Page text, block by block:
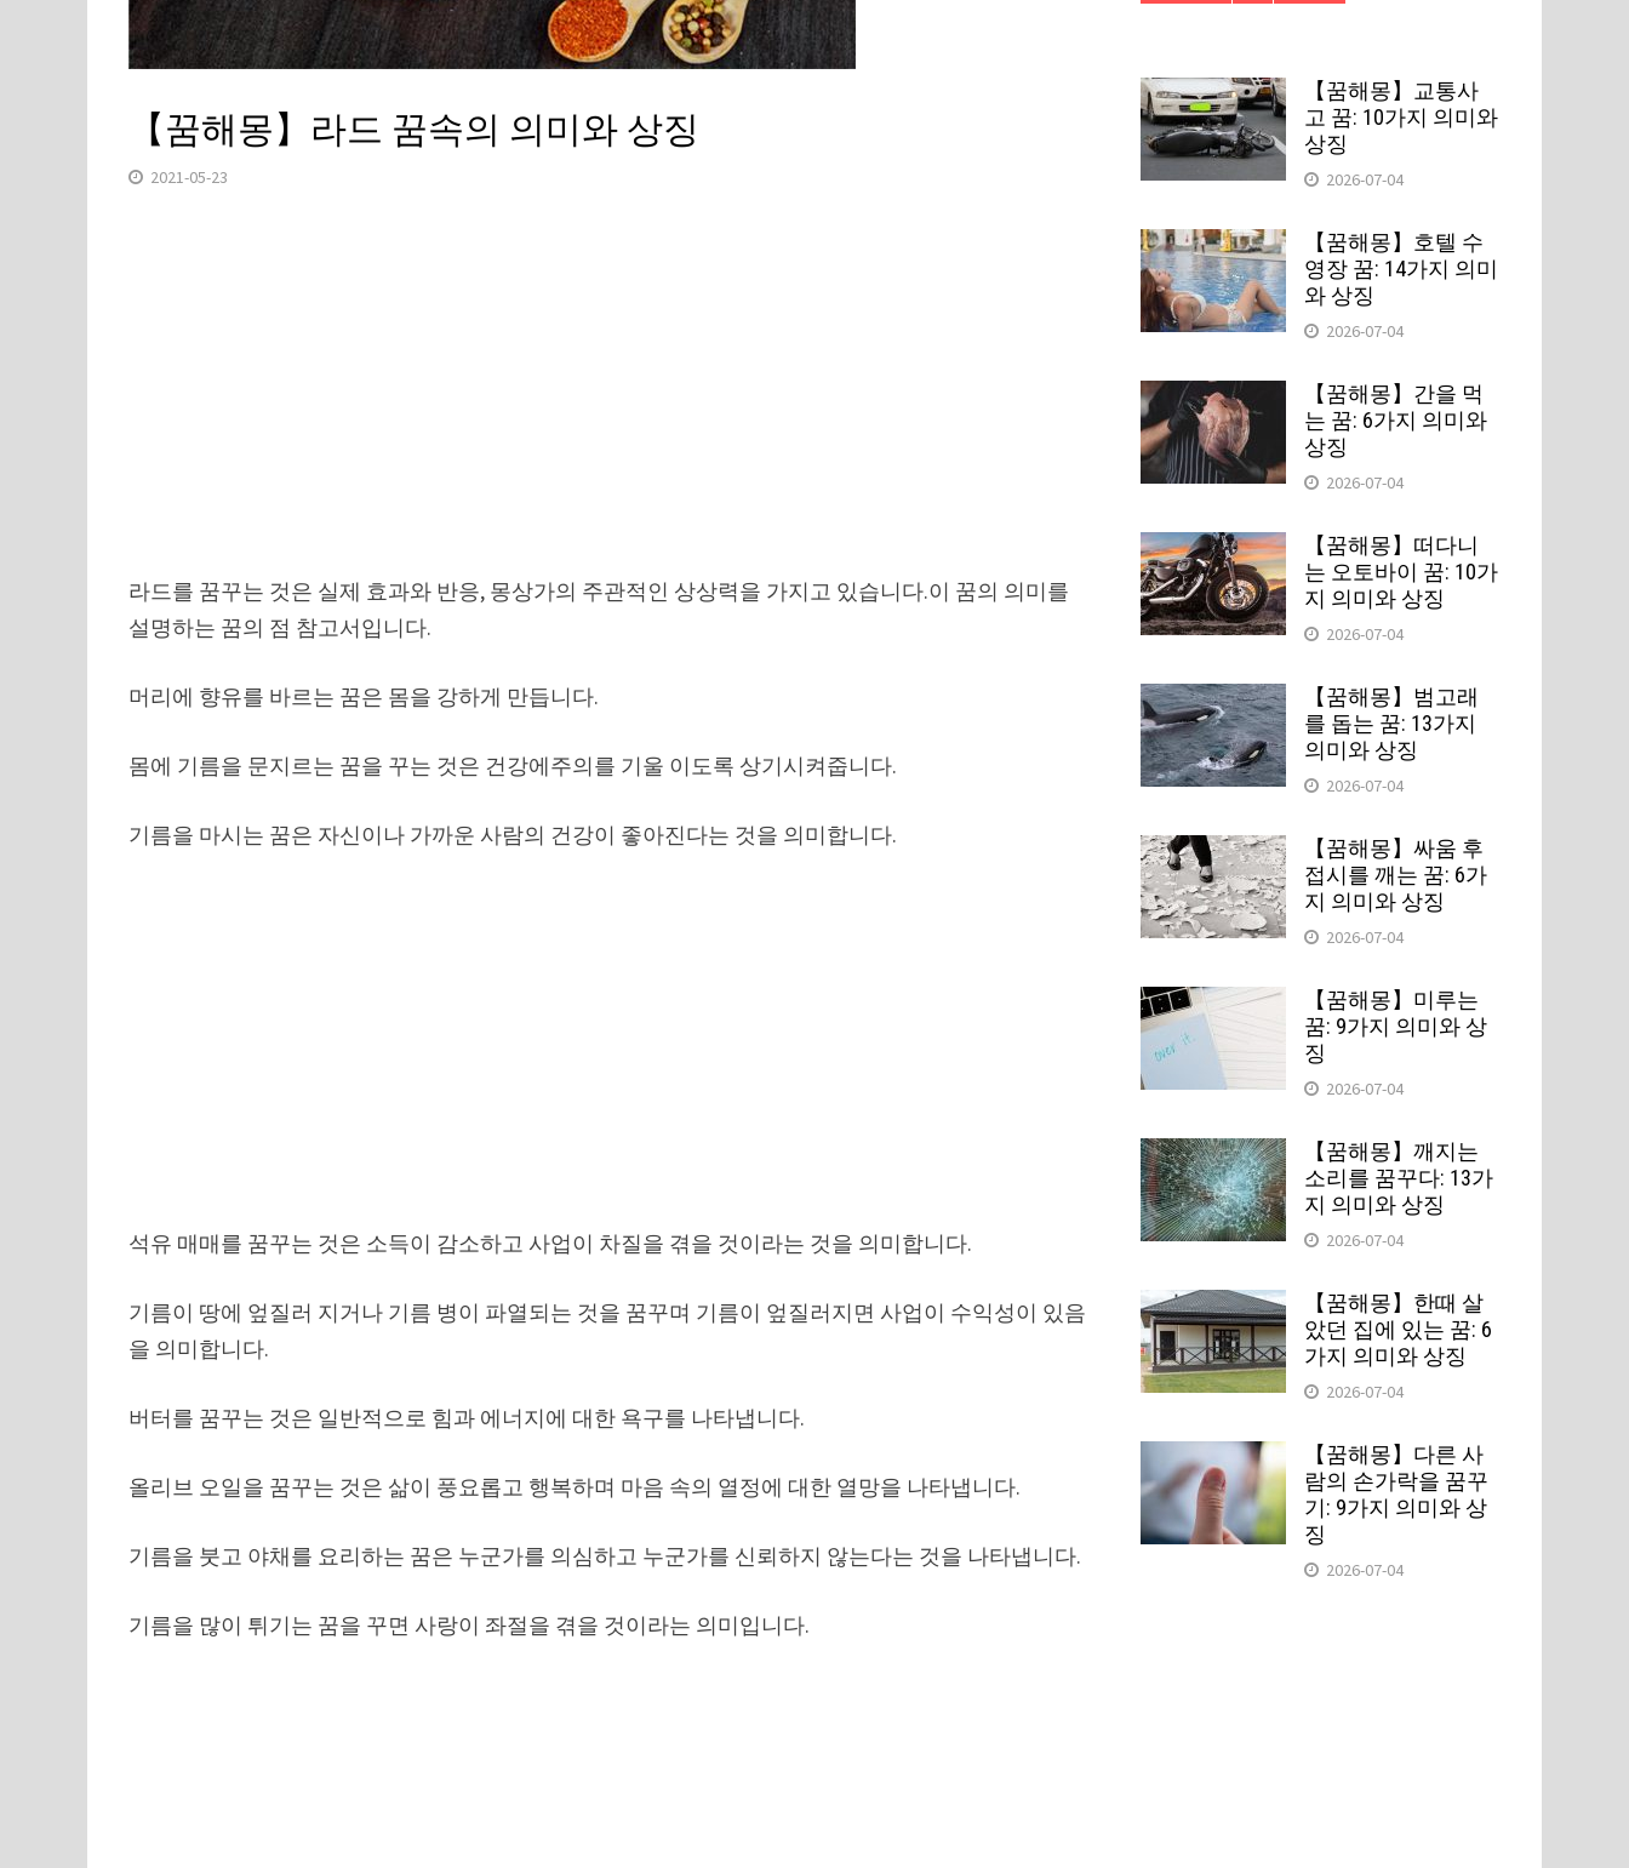
【꿈해몽】라드 꿈속의 의미와 상징
2021-05-23
라드를 꿈꾸는 것은 실제 효과와 반응, 몽상가의 주관적인 상상력을 가지고 있습니다.이 꿈의 의미를
설명하는 꿈의 점 참고서입니다.
머리에 향유를 바르는 꿈은 몸을 강하게 만듭니다.
몸에 기름을 문지르는 꿈을 꾸는 것은 건강에주의를 기울 이도록 상기시켜줍니다.
기름을 마시는 꿈은 자신이나 가까운 사람의 건강이 좋아진다는 것을 의미합니다.
석유 매매를 꿈꾸는 것은 소득이 감소하고 사업이 차질을 겪을 것이라는 것을 의미합니다.
기름이 땅에 엎질러 지거나 기름 병이 파열되는 것을 꿈꾸며 기름이 엎질러지면 사업이 수익성이 있음
을 의미합니다.
버터를 꿈꾸는 것은 일반적으로 힘과 에너지에 대한 욕구를 나타냅니다.
올리브 오일을 꿈꾸는 것은 삶이 풍요롭고 행복하며 마음 속의 열정에 대한 열망을 나타냅니다.
기름을 붓고 야채를 요리하는 꿈은 누군가를 의심하고 누군가를 신뢰하지 않는다는 것을 나타냅니다.
기름을 많이 튀기는 꿈을 꾸면 사랑이 좌절을 겪을 것이라는 의미입니다.
【꿈해몽】교통사
고 꿈: 10가지 의미와
상징
2026-07-04
【꿈해몽】호텔 수
영장 꿈: 14가지 의미
와 상징
2026-07-04
【꿈해몽】간을 먹
는 꿈: 6가지 의미와
상징
2026-07-04
【꿈해몽】떠다니
는 오토바이 꿈: 10가
지 의미와 상징
2026-07-04
【꿈해몽】범고래
를 돕는 꿈: 13가지
의미와 상징
2026-07-04
【꿈해몽】싸움 후
접시를 깨는 꿈: 6가
지 의미와 상징
2026-07-04
【꿈해몽】미루는
꿈: 9가지 의미와 상
징
2026-07-04
【꿈해몽】깨지는
소리를 꿈꾸다: 13가
지 의미와 상징
2026-07-04
【꿈해몽】한때 살
았던 집에 있는 꿈: 6
가지 의미와 상징
2026-07-04
【꿈해몽】다른 사
람의 손가락을 꿈꾸
기: 9가지 의미와 상
징
2026-07-04